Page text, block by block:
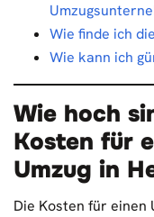
Wie finde ich
Wie kann ich
Wie hoch
Kosten für
Umzug in
Die Kosten für einen